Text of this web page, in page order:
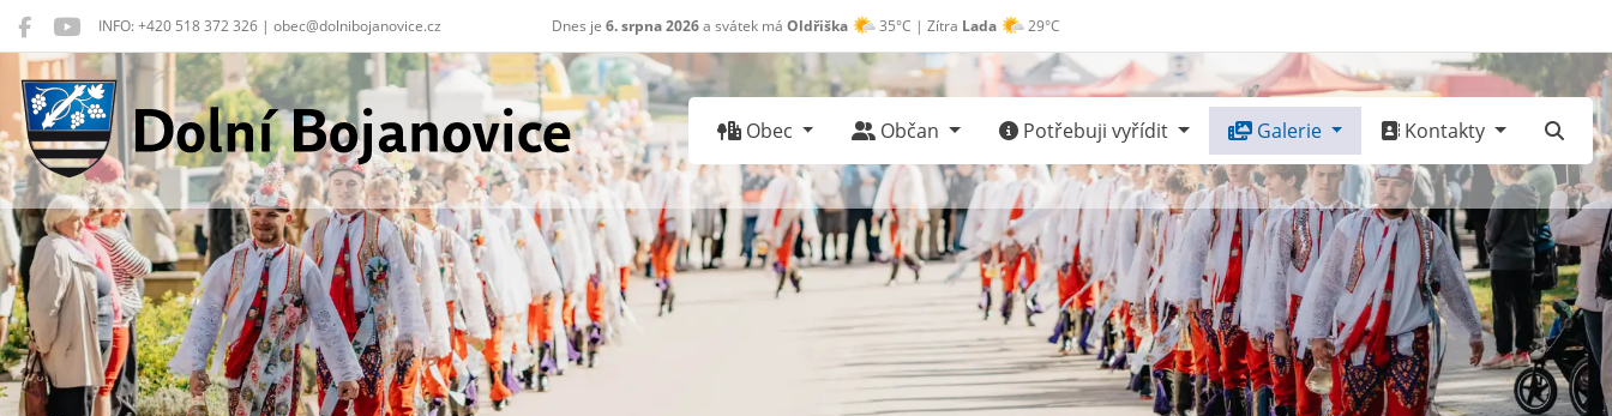
INFO: +420 518 372 326 | obec@dolnibojanovice.cz Dnes je 6. srpna 2026a svátek má Oldřiška 35°C | Zítra Lada 29°C
Dolní Bojanovice
Obec Občan Potřebuji vyřídit Galerie Kontakty